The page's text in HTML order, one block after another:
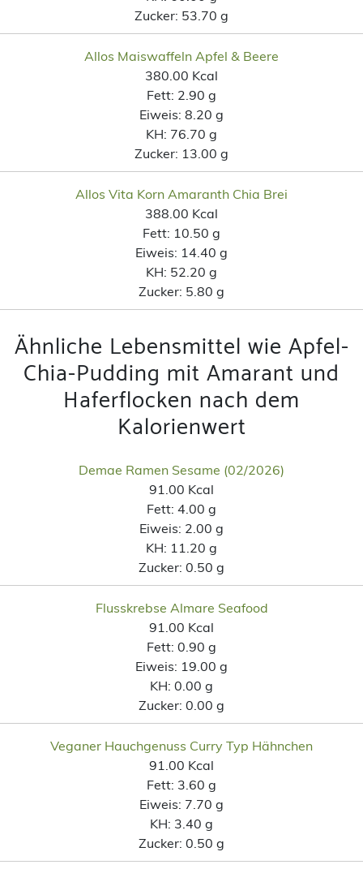
Zucker: 53.70 g
Allos Maiswaffeln Apfel & Beere
380.00 Kcal
Fett: 2.90 g
Eiweis: 8.20 g
KH: 76.70 g
Zucker: 13.00 g
Allos Vita Korn Amaranth Chia Brei
388.00 Kcal
Fett: 10.50 g
Eiweis: 14.40 g
KH: 52.20 g
Zucker: 5.80 g
Ähnliche Lebensmittel wie Apfel-
Chia-Pudding mit Amarant und
Haferflocken nach dem
Kalorienwert
Demae Ramen Sesame (02/2026)
91.00 Kcal
Fett: 4.00 g
Eiweis: 2.00 g
KH: 11.20 g
Zucker: 0.50 g
Flusskrebse Almare Seafood
91.00 Kcal
Fett: 0.90 g
Eiweis: 19.00 g
KH: 0.00 g
Zucker: 0.00 g
Veganer Hauchgenuss Curry Typ Hähnchen
91.00 Kcal
Fett: 3.60 g
Eiweis: 7.70 g
KH: 3.40 g
Zucker: 0.50 g